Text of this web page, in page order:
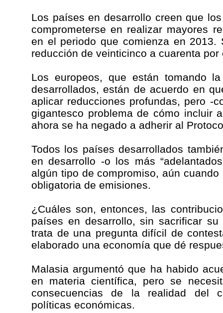
Los países en desarrollo creen que
comprometerse en realizar mayores
en el periodo que comienza en 2013.
reducción de veinticinco a cuarenta por
Los europeos, que están tomando
desarrollados, están de acuerdo en
aplicar reducciones profundas, pero -
gigantesco problema de cómo incluir
ahora se ha negado a adherir al
Todos los países desarrollados
en desarrollo -o los más
algún tipo de compromiso, aún
obligatoria de emisiones.
¿Cuáles son, entonces, las
países en desarrollo, sin sacrificar
trata de una pregunta difícil de
elaborado una economía que dé
Malasia argumentó que ha habido
en materia científica, pero se
consecuencias de la realidad del
políticas económicas.